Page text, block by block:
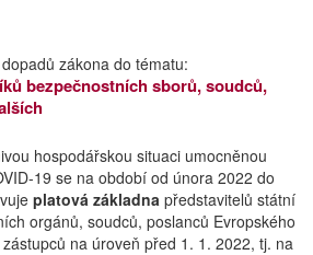
zákona do tématu:
bezpečnostních sborů, soudců,
hospodářskou situaci umocněnou
19 se na období od února 2022 do
platová základna představitelů státní
orgánů, soudců, poslanců Evropského
na úroveň před 1. 1. 2022, tj. na